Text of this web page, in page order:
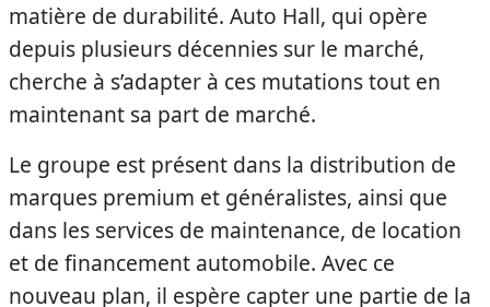
matière de durabilité. Auto Hall, qui opère
depuis plusieurs décennies sur le marché,
cherche à s’adapter à ces mutations tout en
maintenant sa part de marché.
Le groupe est présent dans la distribution de
marques premium et généralistes, ainsi que
dans les services de maintenance, de location
et de financement automobile. Avec ce
nouveau plan, il espère capter une partie de la